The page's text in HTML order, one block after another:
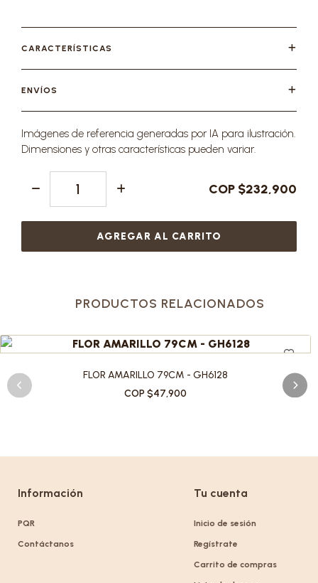
CARACTERÍSTICAS
ENVÍOS
Imágenes de referencia generadas por IA para ilustración.
Dimensiones y otras características pueden variar.
COP $232,900
AGREGAR AL CARRITO
PRODUCTOS RELACIONADOS
FLOR AMARILLO 79CM - GH6128
COP $47,900
Información
PQR
Contáctanos
Tu cuenta
Inicio de sesión
Regístrate
Carrito de compras